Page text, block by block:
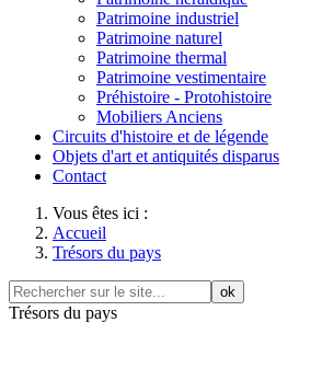
Patrimoine industriel
Patrimoine naturel
Patrimoine thermal
Patrimoine vestimentaire
Préhistoire - Protohistoire
Mobiliers Anciens
Circuits d'histoire et de légende
Objets d'art et antiquités disparus
Contact
Vous êtes ici :
Accueil
Trésors du pays
ok
Trésors du pays